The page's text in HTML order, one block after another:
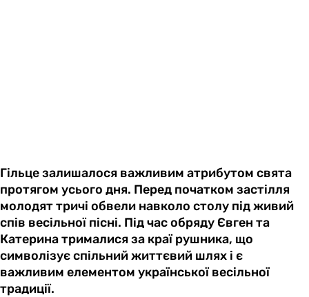
Гільце залишалося важливим атрибутом свята
протягом усього дня. Перед початком застілля
молодят тричі обвели навколо столу під живий
спів весільної пісні. Під час обряду Євген та
Катерина трималися за краї рушника, що
символізує спільний життєвий шлях і є
важливим елементом української весільної
традиції.